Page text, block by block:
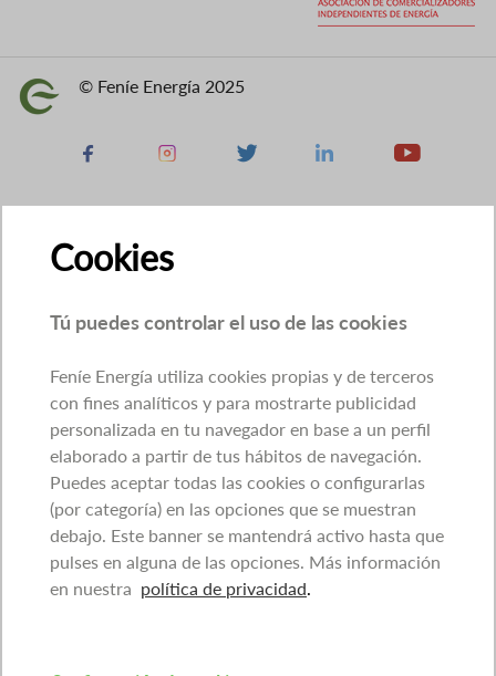
Imagen © Feníe Energía 2025
Facebook Instagram X Linkedin Youtube
Cookies
Tú puedes controlar el uso de las cookies
Feníe Energía utiliza cookies propias y de terceros
con fines analíticos y para mostrarte publicidad
personalizada en tu navegador en base a un perfil
elaborado a partir de tus hábitos de navegación.
Puedes aceptar todas las cookies o configurarlas
(por categoría) en las opciones que se muestran
debajo. Este banner se mantendrá activo hasta que
pulses en alguna de las opciones. Más información
en nuestra política de privacidad